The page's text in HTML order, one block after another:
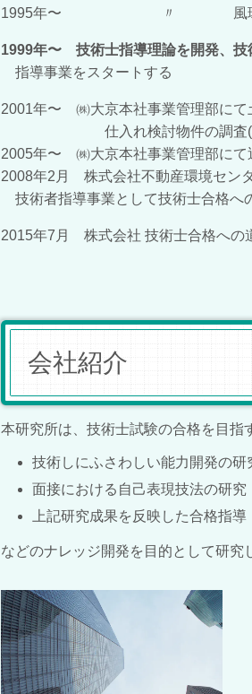
1995年〜 〃 風環境（風洞
1999年〜 技術士指導理論を開発、技
指導事業をスタートする
2001年〜 ㈱大京本社事業管理部にて
仕入れ検討物件の調査(約
2005年〜 ㈱大京本社事業管理部にて
2008年2月 株式会社不動産環境セン
技術者指導事業として技術士合格へ
2015年7月 株式会社 技術士合格への
会社紹介
本研究所は、技術士試験の合格を目指
技術しにふさわしい能力開発の研
面接における自己表現技法の研究
上記研究成果を反映した合格指導
などのナレッジ開発を目的として研究